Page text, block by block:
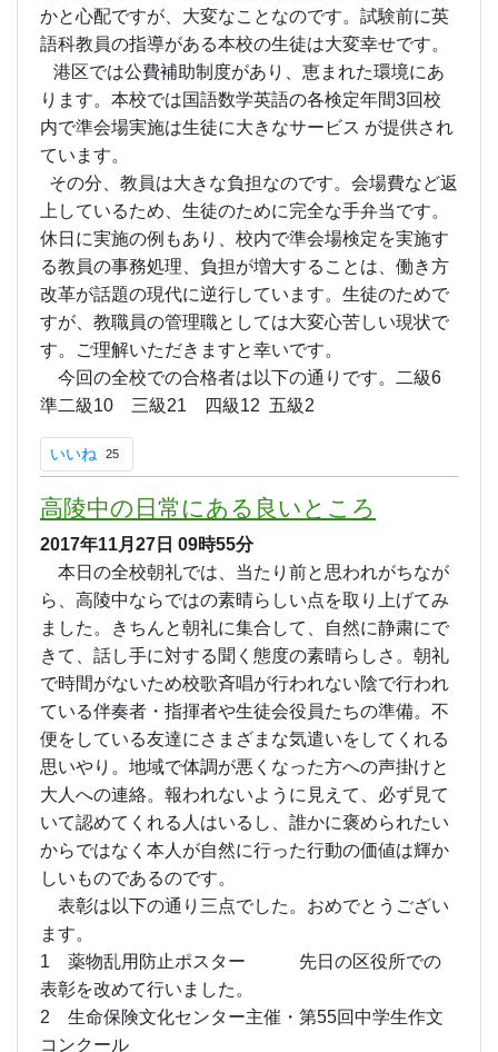
かと心配ですが、大変なことなのです。試験前に英
語科教員の指導がある本校の生徒は大変幸せです。
港区では公費補助制度があり、恵まれた環境にあ
ります。本校では国語数学英語の各検定年間3回校
内で準会場実施は生徒に大きなサービス が提供され
ています。
その分、教員は大きな負担なのです。会場費など返
上しているため、生徒のために完全な手弁当です。
休日に実施の例もあり、校内で準会場検定を実施す
る教員の事務処理、負担が増大することは、働き方
改革が話題の現代に逆行しています。生徒のためで
すが、教職員の管理職としては大変心苦しい現状で
す。ご理解いただきますと幸いです。
今回の全校での合格者は以下の通りです。二級6
準二級10 三級21 四級12 五級2
いいね 25
高陵中の日常にある良いところ
2017年11月27日 09時55分
本日の全校朝礼では、当たり前と思われがちなが
ら、高陵中ならではの素晴らしい点を取り上げてみ
ました。きちんと朝礼に集合して、自然に静粛にで
きて、話し手に対する聞く態度の素晴らしさ。朝礼
で時間がないため校歌斉唱が行われない陰で行われ
ている伴奏者・指揮者や生徒会役員たちの準備。不
便をしている友達にさまざまな気遣いをしてくれる
思いやり。地域で体調が悪くなった方への声掛けと
大人への連絡。報われないように見えて、必ず見て
いて認めてくれる人はいるし、誰かに褒められたい
からではなく本人が自然に行った行動の価値は輝か
しいものであるのです。
表彰は以下の通り三点でした。おめでとうござい
ます。
1 薬物乱用防止ポスター 先日の区役所での
表彰を改めて行いました。
2 生命保険文化センター主催・第55回中学生作文
コンクール